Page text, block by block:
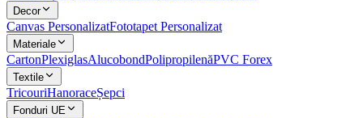
Decor
Canvas PersonalizatFototapet Personalizat
Materiale
CartonPlexiglasAlucobondPolipropilenăPVC Forex
Textile
TricouriHanoraceȘepci
Fonduri UE